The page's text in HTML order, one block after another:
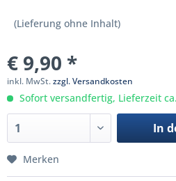
(Lieferung ohne Inhalt)
€ 9,90 *
inkl. MwSt.zzgl. Versandkosten
Sofort versandfertig, Lieferzeit
In
Merken